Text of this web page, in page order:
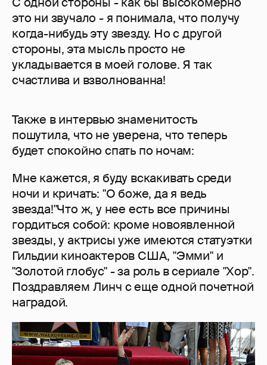
это ни звучало - я понимала, что получу
когда-нибудь эту звезду. Но с другой
стороны, эта мысль просто не
укладывается в моей голове. Я так
счастлива и взволнованна!
Также в интервью знаменитость
пошутила, что не уверена, что теперь
будет спокойно спать по ночам:
Мне кажется, я буду вскакивать среди
ночи и кричать: "О боже, да я ведь
звезда!"Что ж, у нее есть все причины
гордиться собой: кроме новоявленной
звезды, у актрисы уже имеются статуэтки
Гильдии киноактеров США, "Эмми" и
"Золотой глобус" - за роль в сериале "Хор".
Поздравляем Линч с еще одной почетной
наградой.